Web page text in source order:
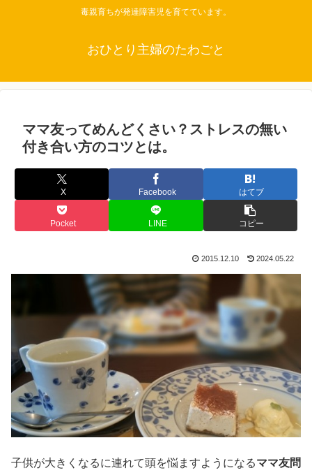
毒親育ちが発達障害児を育てています。
おひとり主婦のたわごと
ママ友ってめんどくさい？ストレスの無い
付き合い方のコツとは。
X Facebook はてブ
Pocket LINE コピー
2015.12.10 2024.05.22
子供が大きくなるに連れて頭を悩ますようになるママ友問